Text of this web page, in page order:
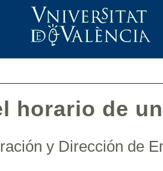
horario de
y Dirección de